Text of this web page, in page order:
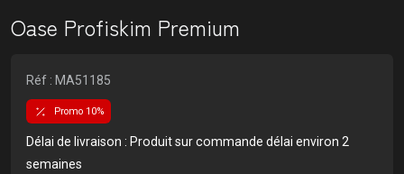
Oase Profiskim Premium
Réf : MA51185
Promo 10%
Délai de livraison : Produit sur commande délai environ 2
semaines